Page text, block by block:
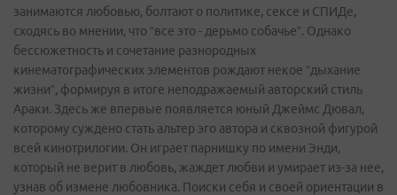
занимаются любовью, болтают о политике, сексе и СПИДе,
сходясь во мнении, что “все это - дерьмо собачье”. Однако
бессюжетность и сочетание разнородных
кинематографических элементов рождают некое “дыхание
жизни”, формируя в итоге неподражаемый авторский стиль
Араки. Здесь же впервые появляется юный Джеймс Дювал,
которому суждено стать альтер эго автора и сквозной фигурой
всей кинотрилогии. Он играет парнишку по имени Энди,
который не верит в любовь, жаждет любви и умирает из-за нее,
узнав об измене любовника. Поиски себя и своей ориентации в